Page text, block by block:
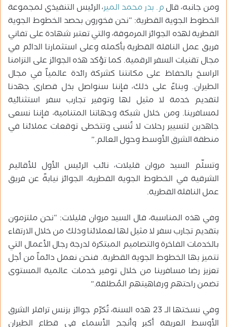
ومن جانبه، قالم. بدر محمد المير، الرئيس التنفيذي لمجموعة
الخطوط الجوية القطرية: “نحن فخورون بحصد الخطوط الجوية
القطرية لهذه الجوائز المرموقة، والتي تعتبر شهادة على تفاني
فريق عمل الناقلة القطرية بأكمله وعلى استثمارنا الدائم في
مجال تقنيات السفر الرقمية. كما تؤكد هذه الجوائز على التزامنا
الراسخ بالحفاظ على مكانتنا كشركة رائدة عالمياً في مجال
الطيران. وبناءً على ذلك، فإننا سنواصل بذل قصارى جهدنا
لتقديم خدمة لا مثيل لها وتوفير تجارب سفر استثنائية
لمسافرينا. ومن خلال شبكة وجهاتنا المتنامية، فإننا نسعى
جاهدين لتسيير رحلات لا تُنسى وتتخطى توقعات عملائنا في
منطقة الشرق الأوسط وحول العالم.”
وتسلّم السيد مروان قليلات، نائب الرئيس الأول للأقاليم
الشرقية في الخطوط الجوية القطرية، الجوائز نيابةً عن فريق
عمل الناقلة القطرية.
وفي هذه المناسبة، قال السيد مروان قليلات: “نحن ملتزمون
بتقديم تجارب سفر لا مثيل لها لعملائنا وذلك من خلال الارتقاء
بالخدمات الفاخرة والتصاميم المبتكرة لدرجة رجال الأعمال التي
تتميز بها الخطوط الجوية القطرية. فنحن نعمل دائماً من أجل
تعزيز رضا مسافرينا من خلال توفير خدمات عالمية المستوى
تضمن راحتهم ورفاهيتهم المُطلقة.”
وفي نسختها الـ 23 هذه السنة، تُكرّم جوائز بزنس ترافلر الشرق
الأوسط العريقة أكبر وأنجح الأسماء في قطاع الطيران